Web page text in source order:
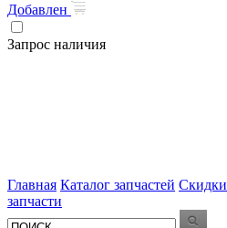
Добавлен
Запрос наличия
Главная Каталог запчастей Скидки
запчасти